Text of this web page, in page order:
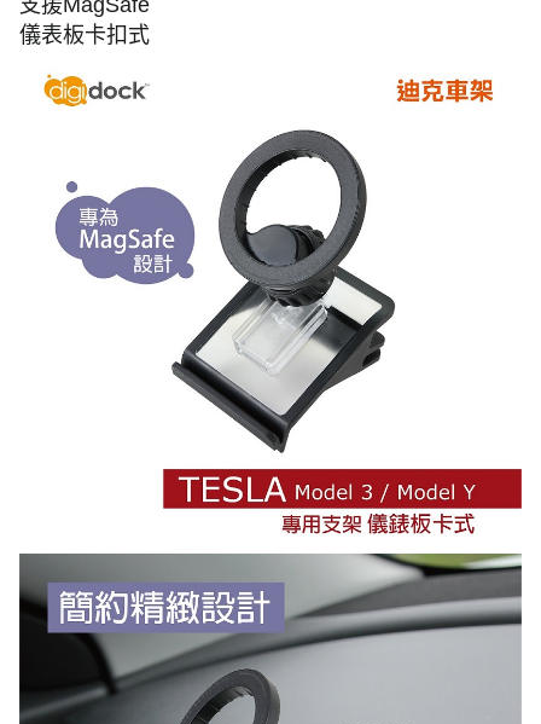
支援MagSafe
儀表板卡扣式